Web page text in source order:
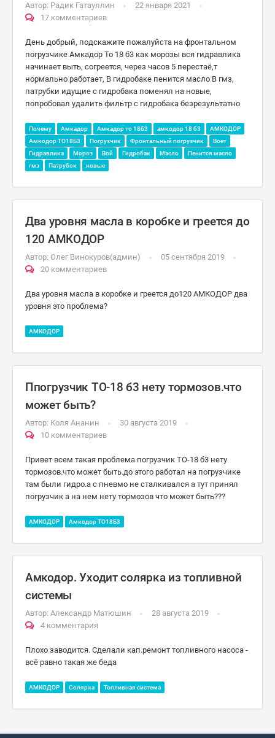
Автор: Радик Гатауллин
22 января 2021
17 комментариев
День добрый, подскажите пожалуйста на фронтальном
погрузчике Амкадор То 18 б3 как морозы вся гидравлика
начинает выть, согреется, через часов 5 перестаё,т
нормально работает, В гидробаке пенится масло В гмз,
патрубки идущие с гидробака поменял на новые,
попробовал удалить фильтр с гидробака безрезультатно
Почему Амкадор Амкадор то 18б3 амкодор 18 б3
АМКОДОР
Амкодор ТО18Б3
Погрузчик Фронтальный погрузчик
Воет
Гидравлика
Мороз Вой Гидробак Масло
Пенится масло
гмз
Патрубок новые
Два уровня масла в коробке и греется до
120 АМКОДОР
Автор: Олег Винокуров(админ)
05 сентября 2019
20 комментариев
Два уровня масла в коробке и греется до120 АМКОДОР два
уровня это проблема?
АМКОДОР
Ппогрузчик ТО-18 б3 нету тормозов.что
может быть?
Автор: Коля Ананин
30 августа 2019
10 комментариев
Привет всем такая проблема погрузчик ТО-18 б3 нету
тормозов.что может быть.до этого работал на погрузчике
там были гидро.а с пневмо не сталкивался а тут принял
погрузчик а на нем нету тормозов что может быть???
АМКОДОР Амкодор ТО18Б3
Амкодор. Уходит солярка из топливной
системы
Автор: Александр Матюшин
28 августа 2019
4 комментария
Плохо заводится. Сделали кап.ремонт топливного насоса -
всё равно такая же беда
АМКОДОР Солярка Топливная система